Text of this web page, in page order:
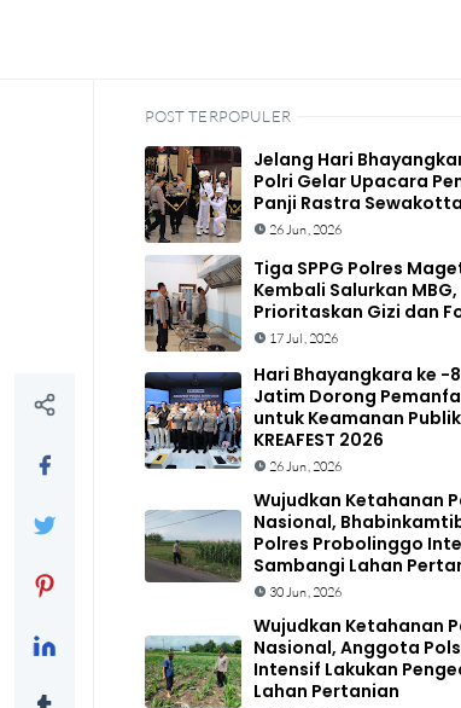
POST TERPOPULER
Jelang Hari
Polri Gelar Upacara
Panji Rastra
26 Jun, 2026
Tiga SPPG Polres
Kembali Salurkan MBG,
Prioritaskan Gizi dan
17 Jul, 2026
Hari Bhayangkara ke -
Jatim Dorong
untuk Keamanan
KREAFEST 2026
26 Jun, 2026
Wujudkan Ketahanan
Nasional,
Polres Probolinggo
Sambangi Lahan
30 Jun, 2026
Wujudkan Ketahanan
Nasional, Anggota
Intensif Lakukan
Lahan Pertanian